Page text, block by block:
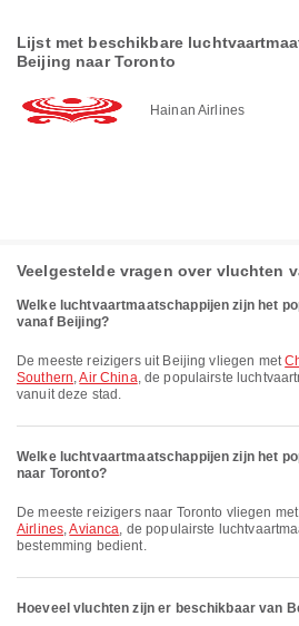
Lijst met beschikbare
Beijing naar Toronto
Hainan Airlines
Veelgestelde vragen over vluchten
Welke luchtvaartmaatschappijen zijn het
vanaf Beijing?
De meeste reizigers uit Beijing vliegen met
Southern,Air China, de populairste
vanuit deze stad.
Welke luchtvaartmaatschappijen zijn het
naar Toronto?
De meeste reizigers naar Toronto vliegen
Airlines,Avianca, de populairste
bestemming bedient.
Hoeveel vluchten zijn er beschikbaar van